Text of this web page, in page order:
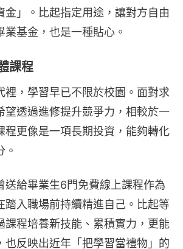
金」。比起指定用途，讓對方自由
基金，也是一種貼心。
課程
裡，學習早已不限於校園。面對求
望透過進修提升競爭力，相較於一
程更像是一項長期投資，能夠轉化
。
送給畢業生6門免費線上課程作為
踏入職場前持續精進自己。比起等
課程培養新技能、累積實力，更能
也反映出近年「把學習當禮物」的